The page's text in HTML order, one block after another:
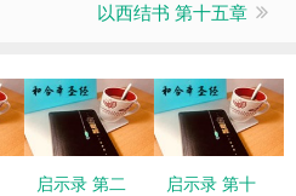
以西结书 第十五章
启示录 第二
启示录 第十